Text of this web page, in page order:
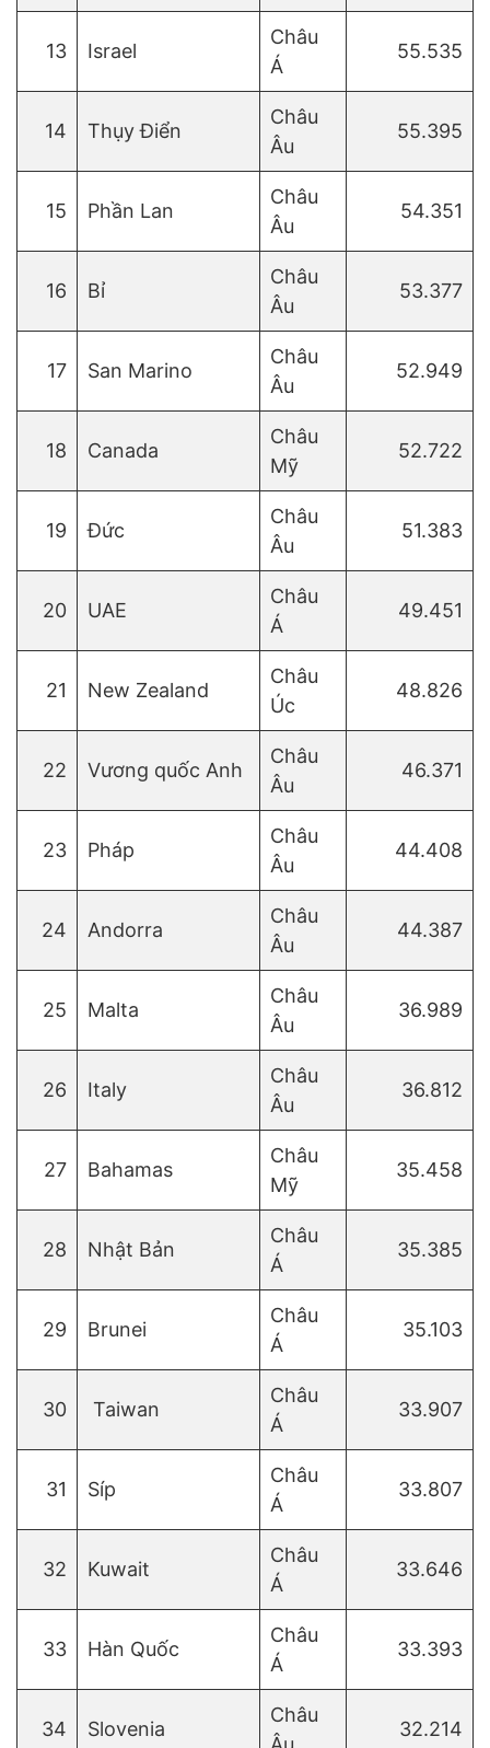
13 Israel
Châu
Á
55.535
14 Thụy Điển
Châu
Âu
55.395
15 Phần Lan
Châu
Âu
54.351
16 Bỉ
Châu
Âu
53.377
17 San Marino
Châu
Âu
52.949
18 Canada
Châu
Mỹ
52.722
19 Đức
Châu
Âu
51.383
20 UAE
Châu
Á
49.451
21 New Zealand
Châu
Úc
48.826
22 Vương quốc Anh
Châu
Âu
46.371
23 Pháp
Châu
Âu
44.408
24 Andorra
Châu
Âu
44.387
25 Malta
Châu
Âu
36.989
26 Italy
Châu
Âu
36.812
27 Bahamas
Châu
Mỹ
35.458
28 Nhật Bản
Châu
Á
35.385
29 Brunei
Châu
Á
35.103
30 Taiwan
Châu
Á
33.907
31 Síp
Châu
Á
33.807
32 Kuwait
Châu
Á
33.646
33 Hàn Quốc
Châu
Á
33.393
34 Slovenia
Châu
32.214